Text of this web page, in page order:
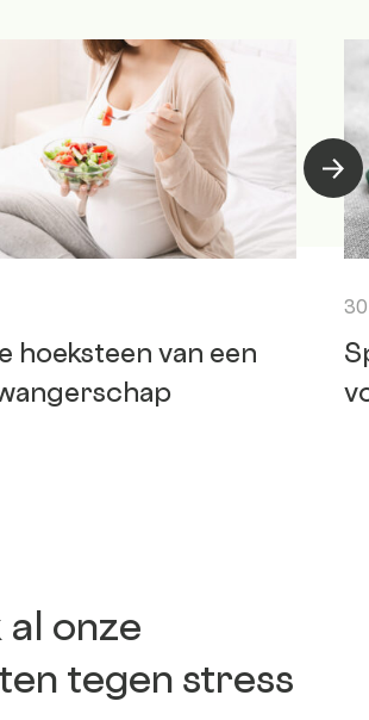
hoeksteen van een
onze
tegen stress